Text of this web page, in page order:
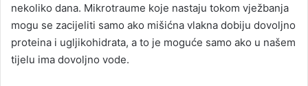
nekoliko dana. Mikrotraume koje nastaju tokom vježbanja
mogu se zacijeliti samo ako mišićna vlakna dobiju dovoljno
proteina i ugljikohidrata, a to je moguće samo ako u našem
tijelu ima dovoljno vode.